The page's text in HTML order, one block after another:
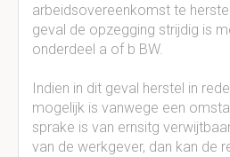
arbeidsovereenkomst te
geval de opzegging strijdig is
onderdeel a of b BW.
Indien in dit geval herstel in
mogelijk is vanwege een
sprake is van ernsitg
van de werkgever, dan kan de